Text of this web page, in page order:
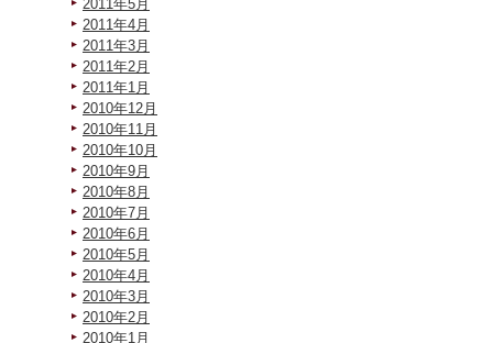
2011年5月
2011年4月
2011年3月
2011年2月
2011年1月
2010年12月
2010年11月
2010年10月
2010年9月
2010年8月
2010年7月
2010年6月
2010年5月
2010年4月
2010年3月
2010年2月
2010年1月